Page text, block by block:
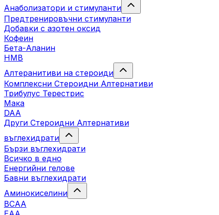
Анаболизатори и стимуланти
Предтренировъчни стимуланти
Добавки с азотен оксид
Кофеин
Бета-Аланин
HMB
Алтеранитиви на стероиди
Комплексни Стероидни Алтернативи
Трибулус Терестрис
Maка
DAA
Други Стероидни Алтернативи
въглехидрати
Бързи въглехидрати
Всичко в едно
Енергийни гелове
Бавни въглехидрати
Аминокиселини
BCAA